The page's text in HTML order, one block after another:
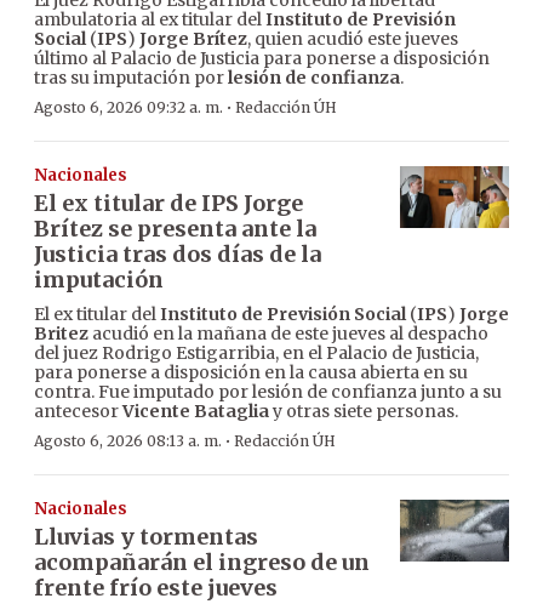
ambulatoria al ex titular delInstituto de Previsión
Social(IPS) Jorge Brítez, quien acudió este jueves
último al Palacio de Justicia para ponerse a disposición
tras su imputación porlesión de confianza.
Agosto 6, 2026 09:32 a. m. · Redacción ÚH
Nacionales
El ex titular de IPS Jorge
Brítez se presenta ante la
Justicia tras dos días de la
imputación
El ex titular delInstituto de Previsión Social(IPS) Jorge
Britez acudió en la mañana de este jueves al despacho
del juez Rodrigo Estigarribia, en el Palacio de Justicia,
para ponerse a disposición en la causa abierta en su
contra. Fue imputado por lesión de confianza junto a su
antecesorVicente Batagliay otras siete personas.
Agosto 6, 2026 08:13 a. m. · Redacción ÚH
Nacionales
Lluvias y tormentas
acompañarán el ingreso de un
frente frío este jueves